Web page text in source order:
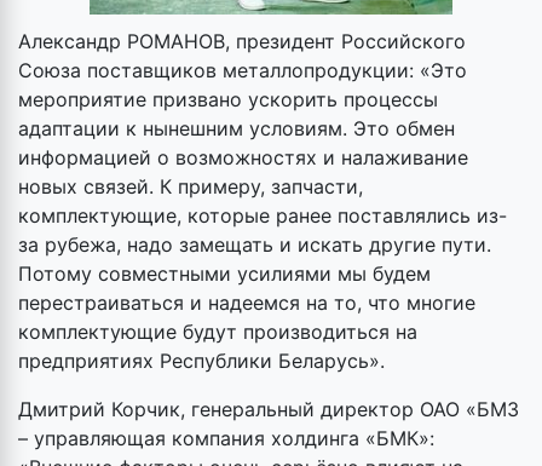
Александр РОМАНОВ, президент Российского
Союза поставщиков металлопродукции: «Это
мероприятие призвано ускорить процессы
адаптации к нынешним условиям. Это обмен
информацией о возможностях и налаживание
новых связей. К примеру, запчасти,
комплектующие, которые ранее поставлялись из-
за рубежа, надо замещать и искать другие пути.
Потому совместными усилиями мы будем
перестраиваться и надеемся на то, что многие
комплектующие будут производиться на
предприятиях Республики Беларусь».
Дмитрий Корчик, генеральный директор ОАО «БМЗ
– управляющая компания холдинга «БМК»: